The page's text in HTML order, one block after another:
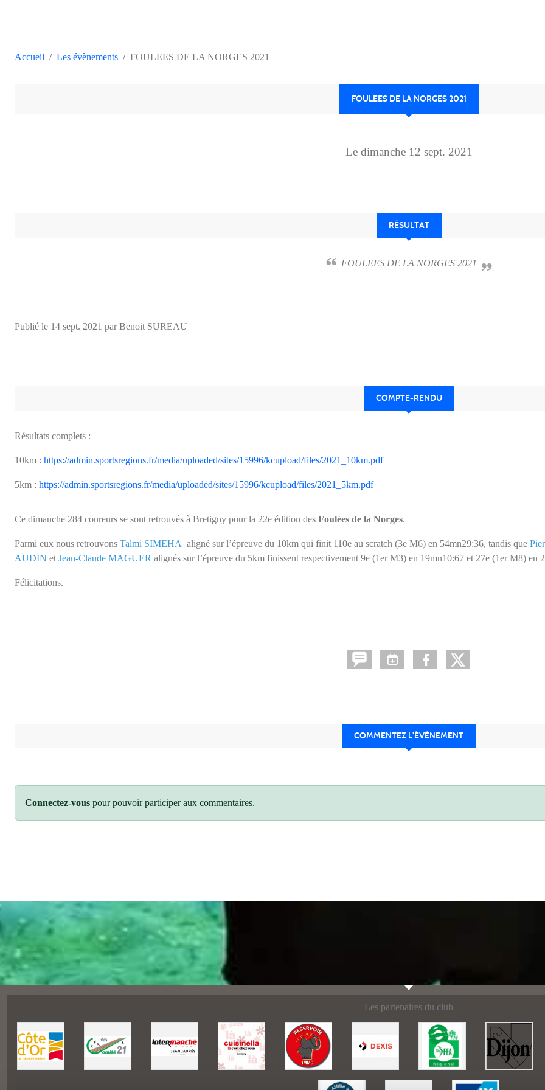
Accueil Les évènements FOULEES DE LA NORGES 2021
FOULEES DE LA NORGES 2021
Le dimanche 12 sept. 2021
RÉSULTAT
FOULEES DE LA NORGES 2021
Publié le 14 sept. 2021 par Benoit SUREAU
COMPTE-RENDU
Résultats complets :
10km : https://admin.sportsregions.fr/media/uploaded/sites/15996/kcupload/files/2021_10km.pdf
5km : https://admin.sportsregions.fr/media/uploaded/sites/15996/kcupload/files/2021_5km.pdf
Ce dimanche 284 coureurs se sont retrouvés à Bretigny pour la 22e édition des Foulées de la Norges.
Parmi eux nous retrouvons Talmi SIMEHA aligné sur l’épreuve du 10km qui finit 110e au scratch (3e M6) en 54mn29:36, tandis que
AUDIN et Jean-Claude MAGUER alignés sur l’épreuve du 5km finissent respectivement 9e (1er M3) en 19mn10:67 et 27e (1er M8) en
Félicitations.
COMMENTEZ L’ÉVÈNEMENT
Connectez-vous pour pouvoir participer aux commentaires.
Les partenaires du club